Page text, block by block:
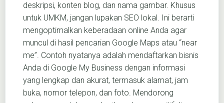
deskripsi, konten blog, dan nama gambar. Khusus
untuk UMKM, jangan lupakan SEO lokal. Ini berarti
mengoptimalkan keberadaan online Anda agar
muncul di hasil pencarian Google Maps atau “near
me”. Contoh nyatanya adalah mendaftarkan bisnis
Anda di Google My Business dengan informasi
yang lengkap dan akurat, termasuk alamat, jam
buka, nomor telepon, dan foto. Mendorong